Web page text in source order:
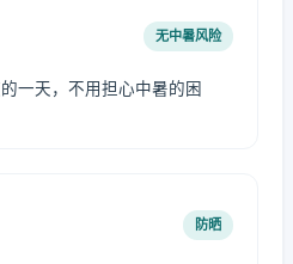
无中暑风险
一天，不用担心中暑的困
防晒